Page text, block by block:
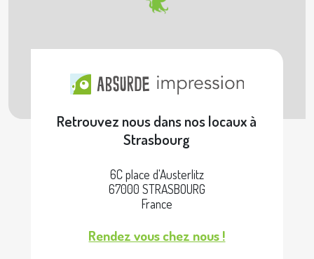
Retrouvez nous dans nos locaux à
Strasbourg
6C place d'Austerlitz
67000 STRASBOURG
France
Rendez vous chez nous !